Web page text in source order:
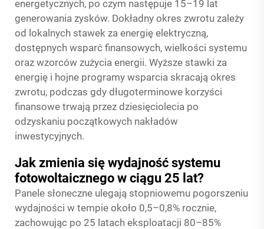
energetycznych, po czym następuje 15–19 lat
generowania zysków. Dokładny okres zwrotu zależy
od lokalnych stawek za energię elektryczną,
dostępnych wsparć finansowych, wielkości systemu
oraz wzorców zużycia energii. Wyższe stawki za
energię i hojne programy wsparcia skracają okres
zwrotu, podczas gdy długoterminowe korzyści
finansowe trwają przez dziesięciolecia po
odzyskaniu początkowych nakładów
inwestycyjnych.
Jak zmienia się wydajność systemu
fotowoltaicznego w ciągu 25 lat?
Panele słoneczne ulegają stopniowemu pogorszeniu
wydajności w tempie około 0,5–0,8% rocznie,
zachowując po 25 latach eksploatacji 80–85%